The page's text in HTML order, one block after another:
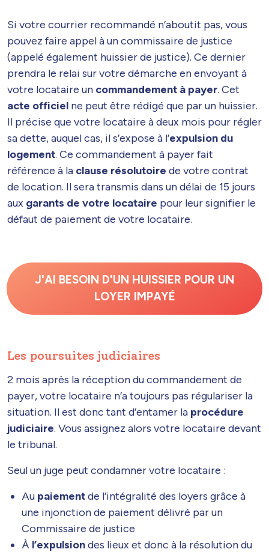
Si votre courrier recommandé n’aboutit pas, vous
pouvez faire appel à un commissaire de justice
(appelé également huissier de justice). Ce dernier
prendra le relai sur votre démarche en envoyant à
votre locataire un commandement à payer. Cet
acte officiel ne peut être rédigé que par un huissier.
Il précise que votre locataire à deux mois pour régler
sa dette, auquel cas, il s’expose à l’expulsion du
logement. Ce commandement à payer fait
référence à la clause résolutoire de votre contrat
de location. Il sera transmis dans un délai de 15 jours
aux garants de votre locataire pour leur signifier le
défaut de paiement de votre locataire.
J'AI BESOIN D'UN HUISSIER POUR UN
LOYER IMPAYÉ
Les poursuites judiciaires
2 mois après la réception du commandement de
payer, votre locataire n’a toujours pas régulariser la
situation. Il est donc tant d’entamer la procédure
judiciaire. Vous assignez alors votre locataire devant
le tribunal.
Seul un juge peut condamner votre locataire :
Au paiementde l’intégralité des loyers grâce à
une injonction de paiement délivré par un
Commissaire de justice
À l’expulsiondes lieux et donc à la résolution du